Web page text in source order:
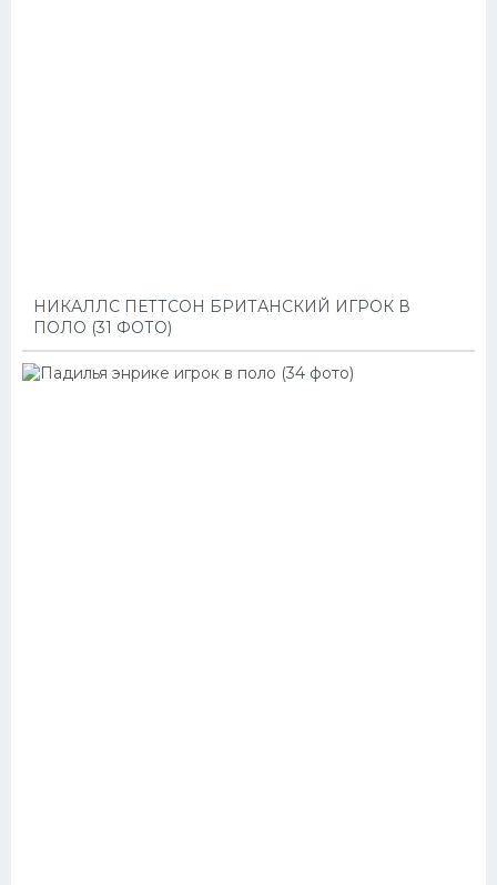
НИКАЛЛС ПЕТТСОН БРИТАНСКИЙ ИГРОК В
ПОЛО (31 ФОТО)